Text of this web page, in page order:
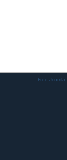
Free Joomla